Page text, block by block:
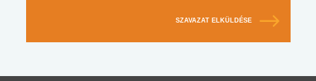
SZAVAZAT ELKÜLDÉSE